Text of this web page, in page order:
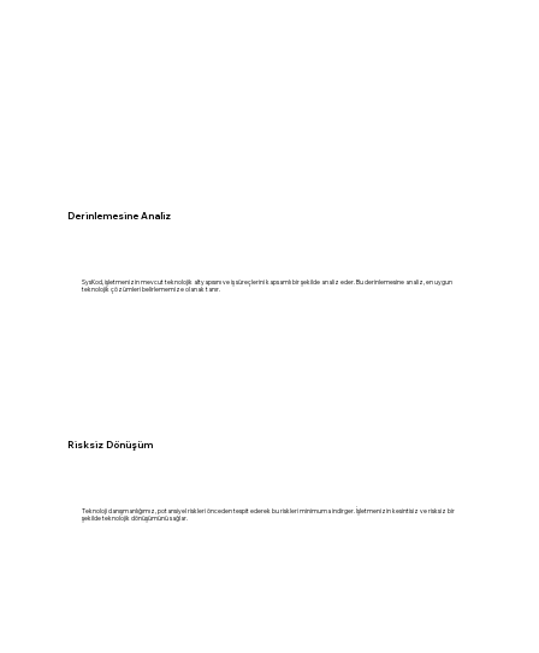
SysKod, işletmenizin mevcut teknolojik altyapısını ve iş süreçlerini kapsamlı bir şekilde analiz eder. Bu derinlemesine analiz, en uygun
teknolojik çözümleri belirlememize olanak tanır.
Derinlemesine Analiz
Teknoloji danışmanlığımız, potansiyel riskleri önceden tespit ederek bu riskleri minimuma indirger. İşletmenizin kesintisiz ve risksiz bir
şekilde teknolojik dönüşümünü sağlar.
Risksiz Dönüşüm